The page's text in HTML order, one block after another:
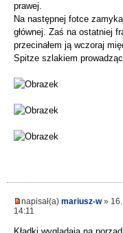
prawej.
Na następnej fotce
głównej. Zaś na ostatniej
przecinałem ją wczoraj
Spitze szlakiem
napisał(a) mariusz-w»
14:11